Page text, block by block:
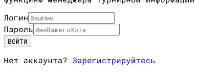
Логин
Пароль
ВОЙТИ
Нет аккаунта? Зарегистрируйтесь